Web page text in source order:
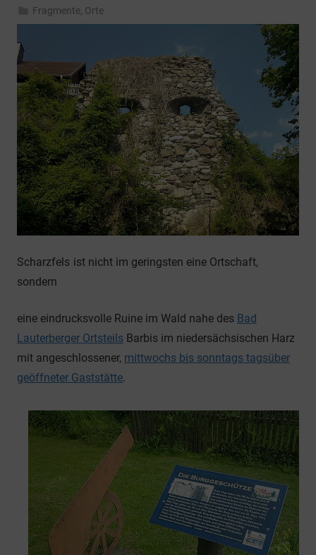
Fragmente Orte
Scharzfels ist nicht im geringsten eine Ortschaft,
sondern
eine eindrucksvolle Ruine im Wald nahe des Bad
Lauterberger Ortsteils Barbis im niedersächsischen Harz
mit angeschlossener, mittwochs bis sonntags tagsüber
geöffneter Gaststätte.